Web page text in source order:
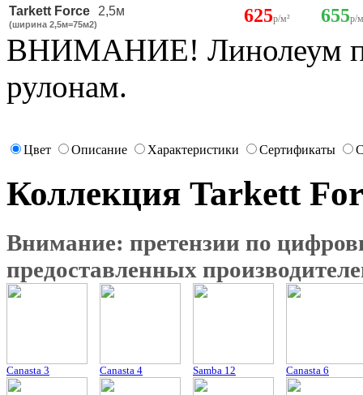
Tarkett Force 2,5м
(ширина 2,5м=75м2) 625р/м² 655р/
ВНИМАНИЕ! Линолеум
рулонам.
Цвет Описание Характеристики Сертификаты
Коллекция Tarkett
Внимание: претензии по
предоставленных
Canasta 3 Canasta 4 Samba 12 Canasta 6